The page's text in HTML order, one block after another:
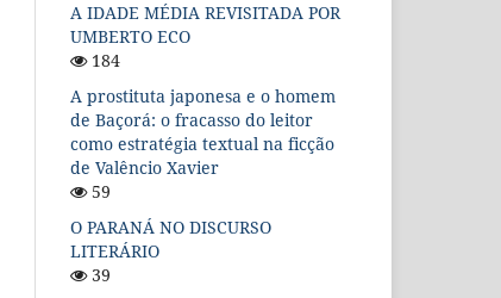
A IDADE MÉDIA REVISITADA POR
UMBERTO ECO
184
A prostituta japonesa e o homem
de Baçorá: o fracasso do leitor
como estratégia textual na ficção
de Valêncio Xavier
59
O PARANÁ NO DISCURSO
LITERÁRIO
39